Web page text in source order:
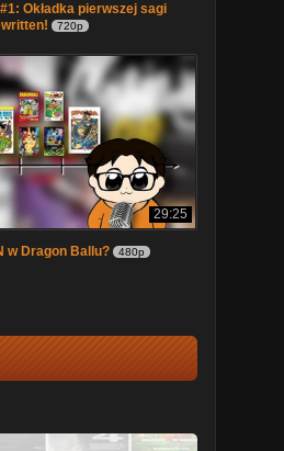
Okładka pierwszej sagi
720p
29:25
w Dragon Ballu? 480p